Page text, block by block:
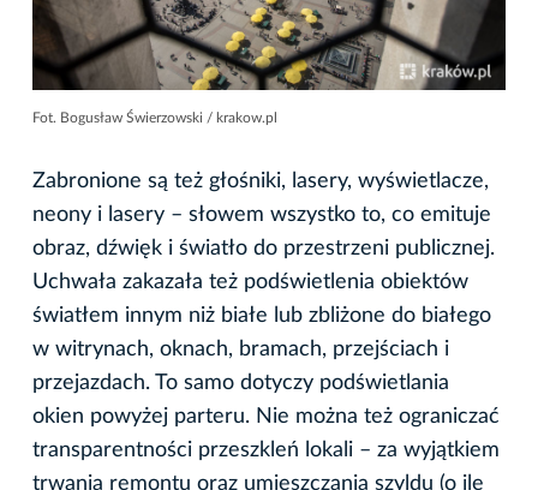
Fot. Bogusław Świerzowski / krakow.pl
Zabronione są też głośniki, lasery, wyświetlacze,
neony i lasery – słowem wszystko to, co emituje
obraz, dźwięk i światło do przestrzeni publicznej.
Uchwała zakazała też podświetlenia obiektów
światłem innym niż białe lub zbliżone do białego
w witrynach, oknach, bramach, przejściach i
przejazdach. To samo dotyczy podświetlania
okien powyżej parteru. Nie można też ograniczać
transparentności przeszkleń lokali – za wyjątkiem
trwania remontu oraz umieszczania szyldu (o ile